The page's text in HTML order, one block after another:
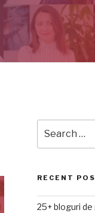
for:
RECENT
25+ bloguri